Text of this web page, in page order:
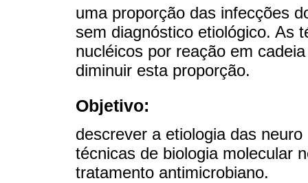
uma proporção das infecções
sem diagnóstico etiológico. As
nucléicos por reação em
diminuir esta proporção.
Objetivo:
descrever a etiologia das
técnicas de biologia molecular
tratamento antimicrobiano.